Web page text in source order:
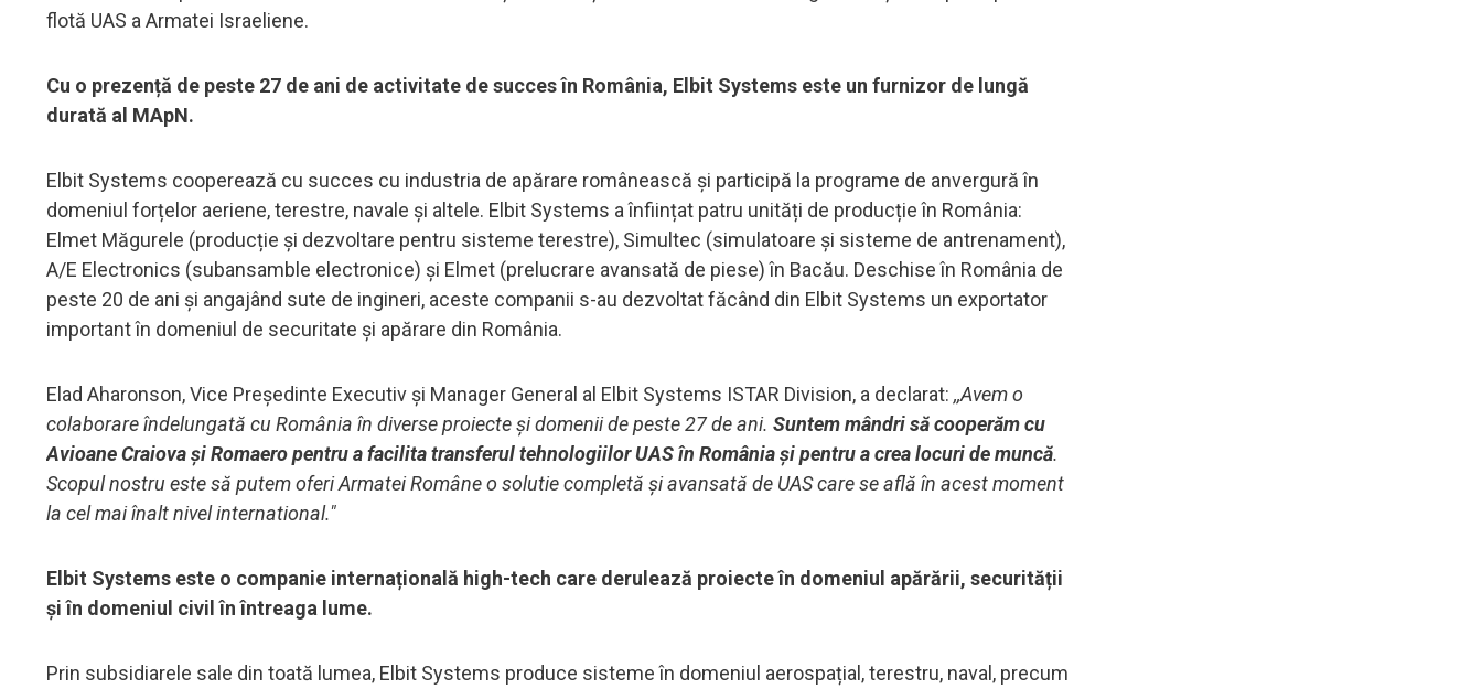
flotă UAS a Armatei Israeliene.
Cu o prezență de peste 27 de ani de activitate de succes în România, Elbit Systems este un furnizor de lungă
durată al MApN.
Elbit Systems cooperează cu succes cu industria de apărare românească și participă la programe de anvergură în
domeniul forțelor aeriene, terestre, navale și altele. Elbit Systems a înființat patru unități de producție în România:
Elmet Măgurele (producție și dezvoltare pentru sisteme terestre), Simultec (simulatoare și sisteme de antrenament),
A/E Electronics (subansamble electronice) și Elmet (prelucrare avansată de piese) în Bacău. Deschise în România de
peste 20 de ani și angajând sute de ingineri, aceste companii s-au dezvoltat făcând din Elbit Systems un exportator
important în domeniul de securitate și apărare din România.
Elad Aharonson, Vice Președinte Executiv și Manager General al Elbit Systems ISTAR Division, a declarat: ,,Avem o
colaborare îndelungată cu România în diverse proiecte și domenii de peste 27 de ani. Suntem mândri să cooperăm cu
Avioane Craiova și Romaero pentru a facilita transferul tehnologiilor UAS în România și pentru a crea locuri de muncă.
Scopul nostru este să putem oferi Armatei Române o solutie completă și avansată de UAS care se află în acest moment
la cel mai înalt nivel international."
Elbit Systems este o companie internațională high-tech care derulează proiecte în domeniul apărării, securității
și în domeniul civil în întreaga lume.
Prin subsidiarele sale din toată lumea, Elbit Systems produce sisteme în domeniul aerospațial, terestru, naval, precum